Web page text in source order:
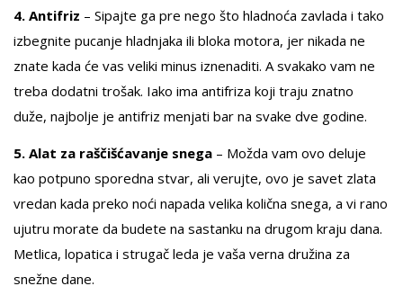
4. Antifriz – Sipajte ga pre nego što hladnoća zavlada i tako
izbegnite pucanje hladnjaka ili bloka motora, jer nikada ne
znate kada će vas veliki minus iznenaditi. A svakako vam ne
treba dodatni trošak. Iako ima antifriza koji traju znatno
duže, najbolje je antifriz menjati bar na svake dve godine.
5. Alat za raščišćavanje snega – Možda vam ovo deluje
kao potpuno sporedna stvar, ali verujte, ovo je savet zlata
vredan kada preko noći napada velika količna snega, a vi rano
ujutru morate da budete na sastanku na drugom kraju dana.
Metlica, lopatica i strugač leda je vaša verna družina za
snežne dane.